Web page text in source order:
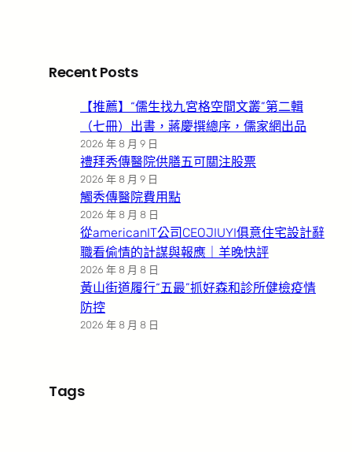
Recent Posts
【推薦】“儒生找九宮格空間文叢”第二輯
（七冊）出書，蔣慶撰總序，儒家網出品
2026 年 8 月 9 日
禮拜秀傳醫院供膳五可關注股票
2026 年 8 月 9 日
觸秀傳醫院費用點
2026 年 8 月 8 日
從americanIT公司CEOJIUYI俱意住宅設計辭
職看偷情的計謀與報應｜羊晚快評
2026 年 8 月 8 日
黃山街道履行“五最”抓好森和診所健檢疫情
防控
2026 年 8 月 8 日
Tags